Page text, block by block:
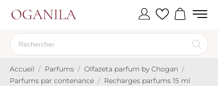
Accueil Parfums
Olfazeta parfum by Chogan
Parfums par contenance
Recharges parfums 15 ml